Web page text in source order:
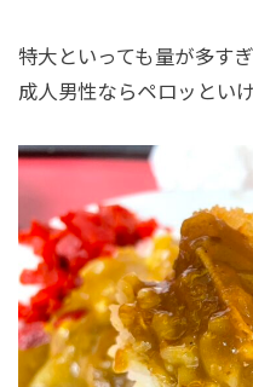
特大といっても量が多す
成人男性ならペロッといけ